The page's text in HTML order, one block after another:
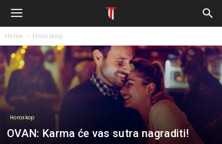
Home Horoskop
Horoskop
OVAN: Karma će vas sutra nagraditi!